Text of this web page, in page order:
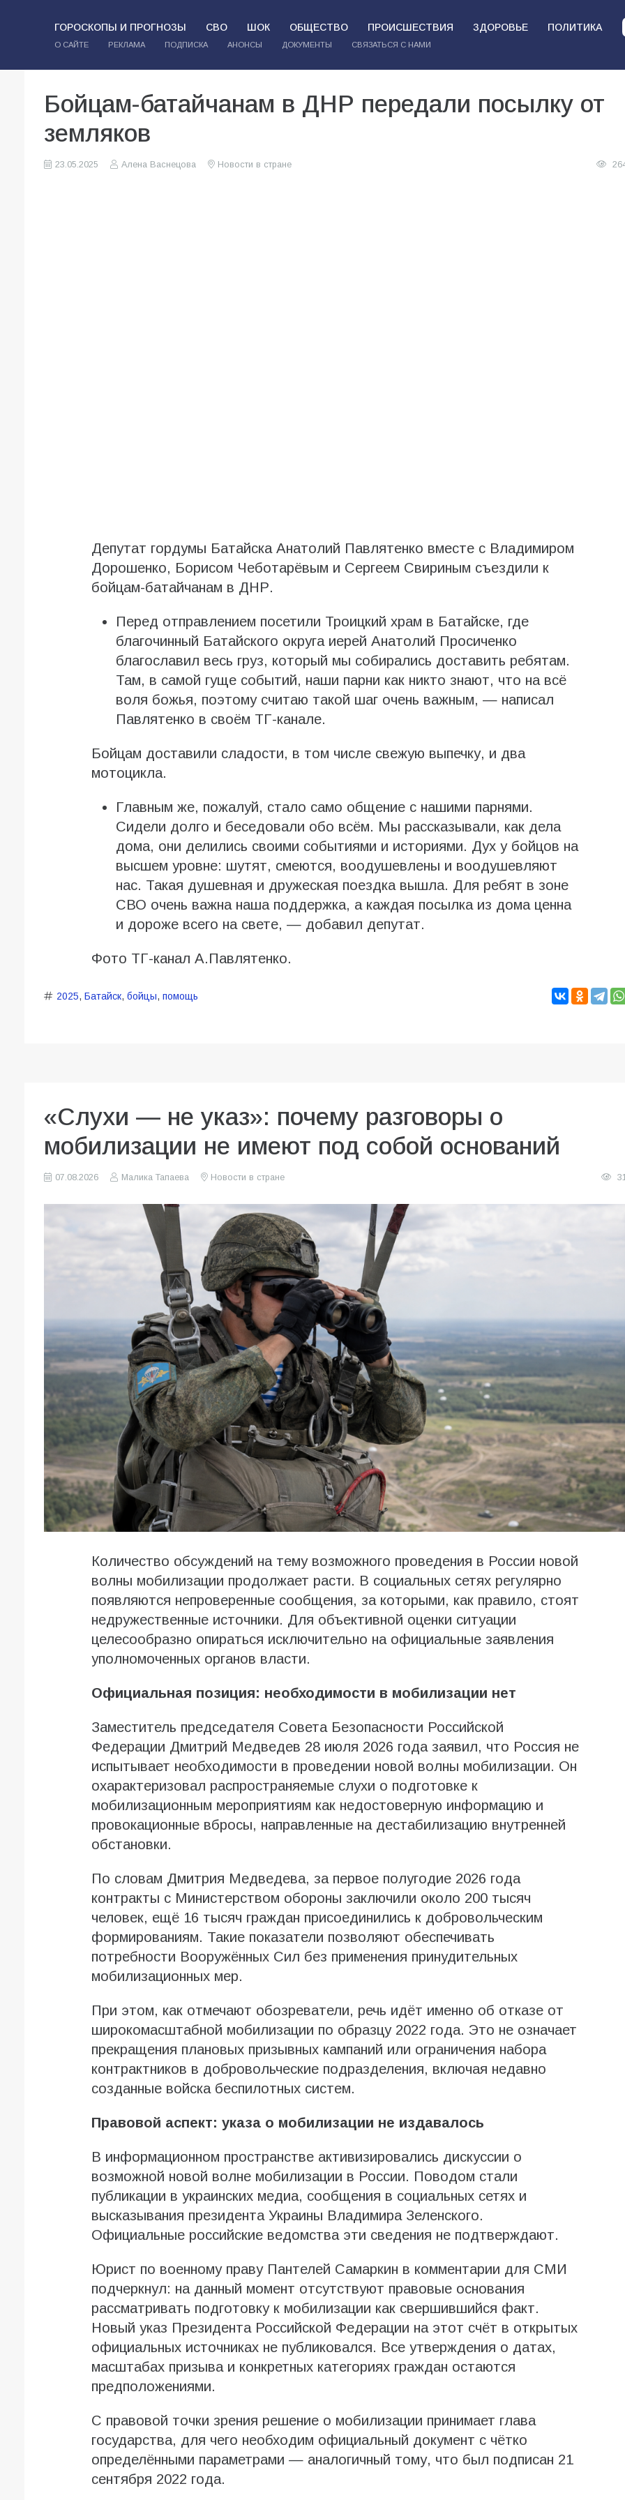
ГОРОСКОПЫ И ПРОГНОЗЫ СВО ШОК ОБЩЕСТВО ПРОИСШЕСТВИЯ ЗДОРОВЬЕ ПОЛИТИКА
О САЙТЕ РЕКЛАМА ПОДПИСКА АНОНСЫ ДОКУМЕНТЫ СВЯЗАТЬСЯ С НАМИ
Бойцам-батайчанам в ДНР передали посылку от
земляков
23.05.2025 Алена Васнецова Новости в стране
Депутат гордумы Батайска Анатолий Павлятенко вместе с Владимиром
Дорошенко, Борисом Чеботарёвым и Сергеем Свириным съездили к
бойцам-батайчанам в ДНР.
Перед отправлением посетили Троицкий храм в Батайске, где
благочинный Батайского округа иерей Анатолий Просиченко
благославил весь груз, который мы собирались доставить ребятам.
Там, в самой гуще событий, наши парни как никто знают, что на всё
воля божья, поэтому считаю такой шаг очень важным, — написал
Павлятенко в своём ТГ-канале.
Бойцам доставили сладости, в том числе свежую выпечку, и два
мотоцикла.
Главным же, пожалуй, стало само общение с нашими парнями.
Сидели долго и беседовали обо всём. Мы рассказывали, как дела
дома, они делились своими событиями и историями. Дух у бойцов на
высшем уровне: шутят, смеются, воодушевлены и воодушевляют
нас. Такая душевная и дружеская поездка вышла. Для ребят в зоне
СВО очень важна наша поддержка, а каждая посылка из дома ценна
и дороже всего на свете, — добавил депутат.
Фото ТГ-канал А.Павлятенко.
2025, Батайск, бойцы, помощь
«Слухи — не указ»: почему разговоры о
мобилизации не имеют под собой оснований
07.08.2026 Малика Тапаева Новости в стране
Количество обсуждений на тему возможного проведения в России новой
волны мобилизации продолжает расти. В социальных сетях регулярно
появляются непроверенные сообщения, за которыми, как правило, стоят
недружественные источники. Для объективной оценки ситуации
целесообразно опираться исключительно на официальные заявления
уполномоченных органов власти.
Официальная позиция: необходимости в мобилизации нет
Заместитель председателя Совета Безопасности Российской
Федерации Дмитрий Медведев 28 июля 2026 года заявил, что Россия не
испытывает необходимости в проведении новой волны мобилизации. Он
охарактеризовал распространяемые слухи о подготовке к
мобилизационным мероприятиям как недостоверную информацию и
провокационные вбросы, направленные на дестабилизацию внутренней
обстановки.
По словам Дмитрия Медведева, за первое полугодие 2026 года
контракты с Министерством обороны заключили около 200 тысяч
человек, ещё 16 тысяч граждан присоединились к добровольческим
формированиям. Такие показатели позволяют обеспечивать
потребности Вооружённых Сил без применения принудительных
мобилизационных мер.
При этом, как отмечают обозреватели, речь идёт именно об отказе от
широкомасштабной мобилизации по образцу 2022 года. Это не означает
прекращения плановых призывных кампаний или ограничения набора
контрактников в добровольческие подразделения, включая недавно
созданные войска беспилотных систем.
Правовой аспект: указа о мобилизации не издавалось
В информационном пространстве активизировались дискуссии о
возможной новой волне мобилизации в России. Поводом стали
публикации в украинских медиа, сообщения в социальных сетях и
высказывания президента Украины Владимира Зеленского.
Официальные российские ведомства эти сведения не подтверждают.
Юрист по военному праву Пантелей Самаркин в комментарии для СМИ
подчеркнул: на данный момент отсутствуют правовые основания
рассматривать подготовку к мобилизации как свершившийся факт.
Новый указ Президента Российской Федерации на этот счёт в открытых
официальных источниках не публиковался. Все утверждения о датах,
масштабах призыва и конкретных категориях граждан остаются
предположениями.
С правовой точки зрения решение о мобилизации принимает глава
государства, для чего необходим официальный документ с чётко
определёнными параметрами — аналогичный тому, что был подписан 21
сентября 2022 года.